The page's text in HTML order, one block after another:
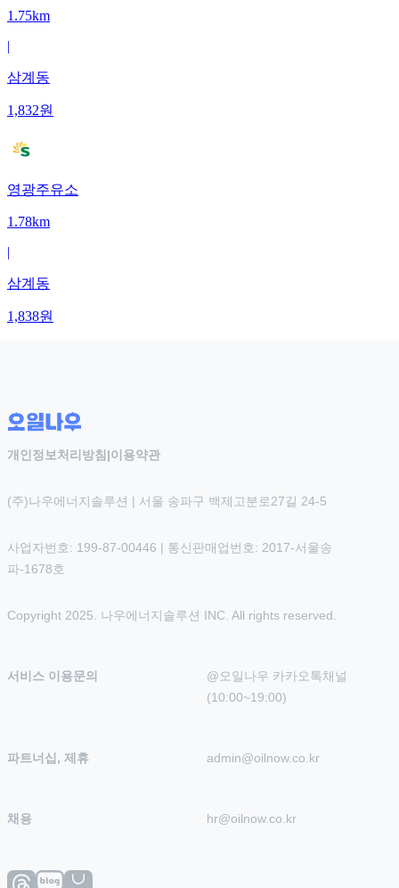
1.75km
|
삼계동
1,832원
영광주유소
1.78km
|
삼계동
1,838원
개인정보처리방침 |이용약관
(주)나우에너지솔루션 | 서울 송파구 백제고분로27길 24-5
사업자번호: 199-87-00446 | 통신판매업번호: 2017-서울송
파-1678호
Copyright 2025. 나우에너지솔루션 INC. All rights reserved.
서비스 이용문의
@오일나우 카카오톡채널
(10:00~19:00)
파트너십, 제휴 admin@oilnow.co.kr
채용 hr@oilnow.co.kr